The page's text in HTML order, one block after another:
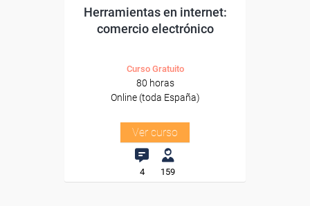
Herramientas en internet:
comercio electrónico
Curso Gratuito
80 horas
Online (toda España)
Ver curso
4 159